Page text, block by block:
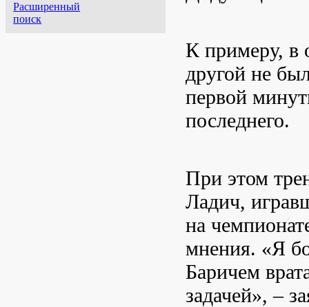
Расширенный
поиск
К примеру, в
другой не
первой
последнего.
При этом
Ладич,
на
мнения. «Я
Баричем
задачей», –